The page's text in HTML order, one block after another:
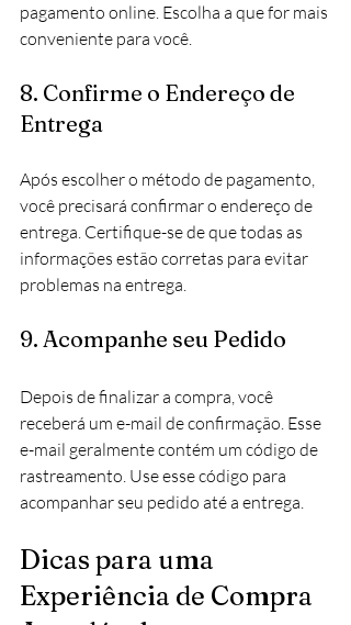
pagamento online. Escolha a que for mais
conveniente para você.
8. Confirme o Endereço de
Entrega
Após escolher o método de pagamento,
você precisará confirmar o endereço de
entrega. Certifique-se de que todas as
informações estão corretas para evitar
problemas na entrega.
9. Acompanhe seu Pedido
Depois de finalizar a compra, você
receberá um e-mail de confirmação. Esse
e-mail geralmente contém um código de
rastreamento. Use esse código para
acompanhar seu pedido até a entrega.
Dicas para uma
Experiência de Compra